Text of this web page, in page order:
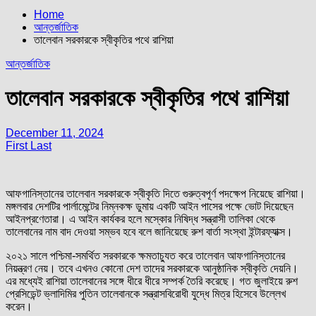
Home
আন্তর্জাতিক
তালেবান সরকারকে স্বীকৃতির পথে রাশিয়া
আন্তর্জাতিক
তালেবান সরকারকে স্বীকৃতির পথে রাশিয়া
December 11, 2024
First Last
আফগানিস্তানের তালেবান সরকারকে স্বীকৃতি দিতে গুরুত্বপূর্ণ পদক্ষেপ নিয়েছে রাশিয়া।
মঙ্গলবার দেশটির পার্লামেন্টের নিম্নকক্ষ ডুমায় একটি আইন পাসের পক্ষে ভোট দিয়েছেন
আইনপ্রণেতারা। এ আইন কার্যকর হলে মস্কোর নিষিদ্ধ সন্ত্রাসী তালিকা থেকে
তালেবানের নাম বাদ দেওয়া সম্ভব হবে বলে জানিয়েছে রুশ বার্তা সংস্থা ইন্টারফ্যাক্স।
২০২১ সালে পশ্চিমা-সমর্থিত সরকারকে ক্ষমতাচ্যুত করে তালেবান আফগানিস্তানের
নিয়ন্ত্রণ নেয়। তবে এখনও কোনো দেশ তাদের সরকারকে আনুষ্ঠানিক স্বীকৃতি দেয়নি।
এর মধ্যেই রাশিয়া তালেবানের সঙ্গে ধীরে ধীরে সম্পর্ক তৈরি করেছে। গত জুলাইয়ে রুশ
প্রেসিডেন্ট ভ্লাদিমির পুতিন তালেবানকে সন্ত্রাসবিরোধী যুদ্ধে মিত্র হিসেবে উল্লেখ
করেন।